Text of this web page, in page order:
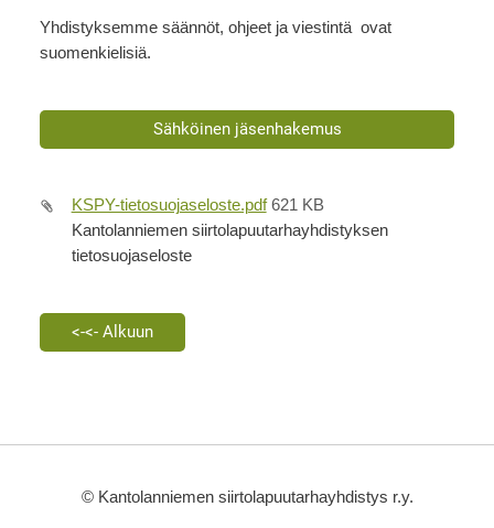
Yhdistyksemme säännöt, ohjeet ja viestintä ovat
suomenkielisiä.
Sähköinen jäsenhakemus
KSPY-tietosuojaseloste.pdf 621 KB
Kantolanniemen siirtolapuutarhayhdistyksen
tietosuojaseloste
<-<- Alkuun
© Kantolanniemen siirtolapuutarhayhdistys r.y.